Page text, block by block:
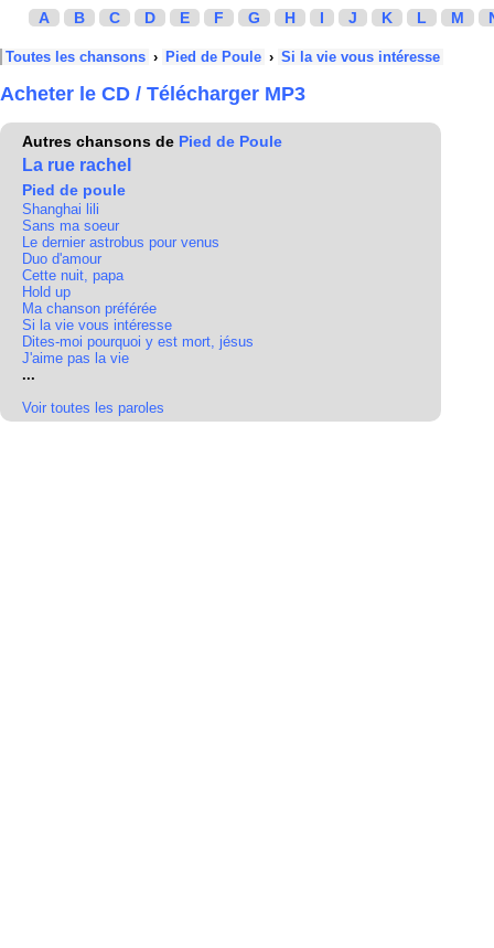
A B C D E F G H I J K L M
Toutes les chansons › Pied de Poule › Si la vie vous intéresse
Acheter le CD / Télécharger MP3
Autres chansons de Pied de Poule
La rue rachel
Pied de poule
Shanghai lili
Sans ma soeur
Le dernier astrobus pour venus
Duo d'amour
Cette nuit, papa
Hold up
Ma chanson préférée
Si la vie vous intéresse
Dites-moi pourquoi y est mort, jésus
J'aime pas la vie
...
Voir toutes les paroles